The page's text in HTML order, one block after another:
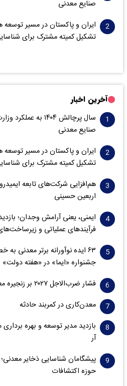
صنایع معدنی
ایران و پاکستان در مسیر
تشکیل کمیته مشترک برای
آخرین اخبار
سال پرچالش ۱۴۰۴
صنایع معدنی
ایران و پاکستان در مسیر
تشکیل کمیته مشترک برای
هم‌افزایی شرکت‌های تابعه
اربعین حسینی
ایمنی، یعنی آرامش وجدان؛
فرآیندهای عملیاتی و
۶۳ ایده نوآورانه برتر معدنی
جشنواره «ایما» در «هفته دولت»
فشار ضرب‌الاجل ۲۰۲۷ بر زنجیره معدنی آمریکا
معدن‌کاری در کمربند حادثه
بازدید مدیر توسعه و بهره
آر
پیشگامان شناسایی ذخایر معدنی؛
حوزه اکتشافات‌